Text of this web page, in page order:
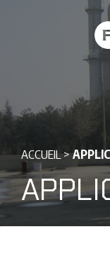
ACCUEIL>